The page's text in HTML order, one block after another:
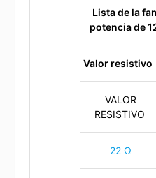
Lista de la
potencia de
Valor resistivo
VALOR
RESISTIVO
22 Ω